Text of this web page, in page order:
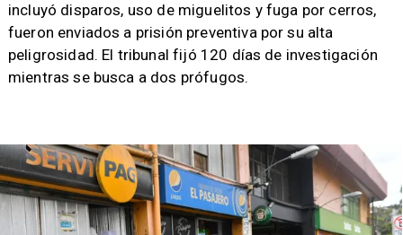
incluyó disparos, uso de miguelitos y fuga por cerros,
fueron enviados a prisión preventiva por su alta
peligrosidad. El tribunal fijó 120 días de investigación
mientras se busca a dos prófugos.